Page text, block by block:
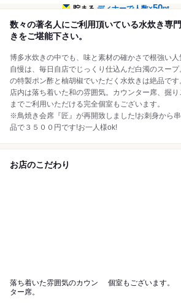
貯まるディナーで人数×50pt
数々の著名人にご利用頂いている水炊き専
きをご堪能下さい。
博多水炊きの中でも、味と素材の確かさで根強い人
自慢は、毎日自店でじっくり仕込んだ白濁のスー
の特製ポン酢と柚胡椒でいただく水炊きは絶品です
店内は落ち着いた和の雰囲気。カウンター席、掘
までご利用いただける完全個室もございます。
※鳥焼き会席『匠』が再開致しました!お刺身から
品で３５００円です!お一人様ok!
お店のこだわり
落ち着いた雰囲気のカウン
ター席。
個室もございます。